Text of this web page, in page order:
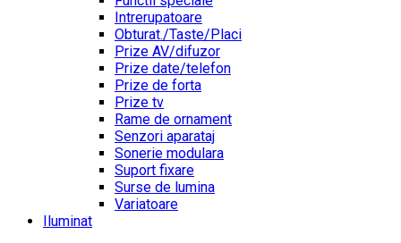
Intrerupatoare
Obturat./Taste/Placi
Prize AV/difuzor
Prize date/telefon
Prize de forta
Prize tv
Rame de ornament
Senzori aparataj
Sonerie modulara
Suport fixare
Surse de lumina
Variatoare
Iluminat